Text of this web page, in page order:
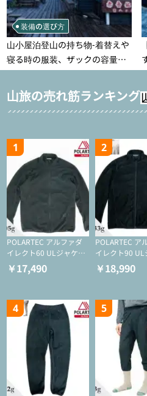
装備の選び方
山小屋泊登山の持ち物‐着替えや
寝る時の服装、ザックの容量な
どを徹底紹介！1泊2日、2泊3日
用のリスト付き
山旅の売れ筋ランキング
1
POLARTEC アルファダ
イレクト60 ULジャケッ
ト（登山/ミドルレイヤ
ー/化繊ジャケット）
￥17,490
2
POLARTEC ア
イレクト90 UL
ト（アクティブ
ーション/ミド
￥18,990
4 5